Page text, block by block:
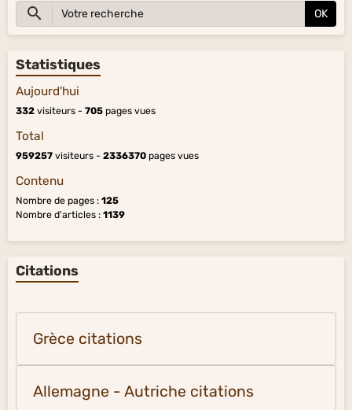
OK
Statistiques
Aujourd'hui
332 visiteurs - 705 pages vues
Total
959257 visiteurs - 2336370 pages vues
Contenu
Nombre de pages : 125
Nombre d'articles : 1139
Citations
Grèce citations
Allemagne - Autriche citations